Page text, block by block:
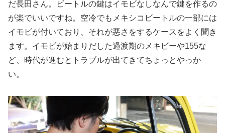
だ長田さん。ビートルの鍵はイモビなしなんで鍵を作るの
が楽でいいですね。空冷でもメキシコビートルの一部には
イモビが付いており、それが悪さをするケースをよく聞き
ます。イモビが始まりだした過渡期のメキビーや155な
ど、時代が進むとトラブルが出てきてちょっとやっか
い。